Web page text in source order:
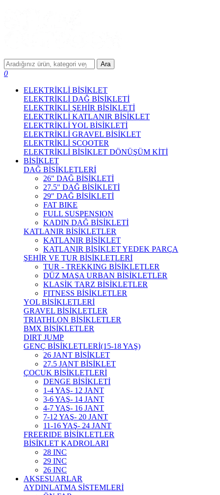
Ara
0
ELEKTRİKLİ BİSİKLET
ELEKTRİKLİ DAĞ BİSİKLETİ
ELEKTRİKLİ ŞEHİR BİSİKLETİ
ELEKTRİKLİ KATLANIR BİSİKLET
ELEKTRİKLİ YOL BİSİKLETİ
ELEKTRİKLİ GRAVEL BİSİKLET
ELEKTRİKLİ SCOOTER
ELEKTRİKLİ BİSİKLET DÖNÜŞÜM KİTİ
BİSİKLET
DAĞ BİSİKLETLERİ
26" DAĞ BİSİKLETİ
27.5" DAĞ BİSİKLETİ
29" DAĞ BİSİKLETİ
FAT BIKE
FULL SUSPENSION
KADIN DAĞ BİSİKLETİ
KATLANIR BİSİKLETLER
KATLANIR BİSİKLET
KATLANIR BİSİKLET YEDEK PARÇA
ŞEHİR VE TUR BİSİKLETLERİ
TUR - TREKKING BİSİKLETLER
DÜZ MAŞA URBAN BİSİKLETLER
KLASİK TARZ BİSİKLETLER
FITNESS BİSİKLETLER
YOL BİSİKLETLERİ
GRAVEL BİSİKLETLER
TRIATHLON BİSİKLETLER
BMX BİSİKLETLER
DIRT JUMP
GENÇ BİSİKLETLERİ(15-18 YAŞ)
26 JANT BİSİKLET
27.5 JANT BİSİKLET
ÇOCUK BİSİKLETLERİ
DENGE BİSİKLETİ
1-4 YAŞ- 12 JANT
3-6 YAŞ- 14 JANT
4-7 YAŞ- 16 JANT
7-12 YAŞ- 20 JANT
11-16 YAŞ- 24 JANT
FREERIDE BİSİKLETLER
BİSİKLET KADROLARI
28 INC
29 INC
26 INC
AKSESUARLAR
AYDINLATMA SİSTEMLERİ